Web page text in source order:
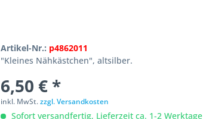
Artikel-Nr.: p4862011
"Kleines Nähkästchen", altsilber.
6,50 € *
inkl. MwSt.zzgl. Versandkosten
Sofort versandfertig, Lieferzeit ca. 1-2 Werktage